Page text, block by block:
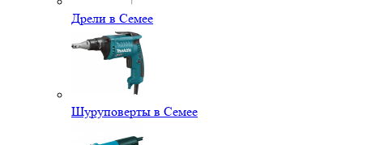
Дрели в Семее
Шуруповерты в Семее